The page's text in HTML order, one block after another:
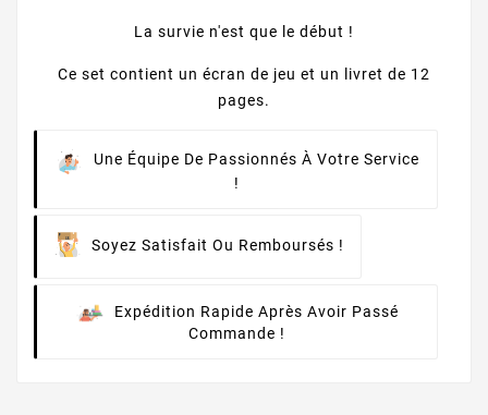
La survie n'est que le début !
Ce set contient un écran de jeu et un livret de 12
pages.
Une Équipe De Passionnés À Votre Service
!
Soyez Satisfait Ou Remboursés !
Expédition Rapide Après Avoir Passé
Commande !